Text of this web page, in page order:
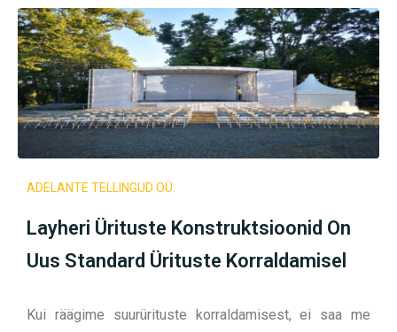
ADELANTE TELLINGUD OÜ.
Layheri Ürituste Konstruktsioonid On
Uus Standard Ürituste Korraldamisel
Kui räägime suurürituste korraldamisest, ei saa me